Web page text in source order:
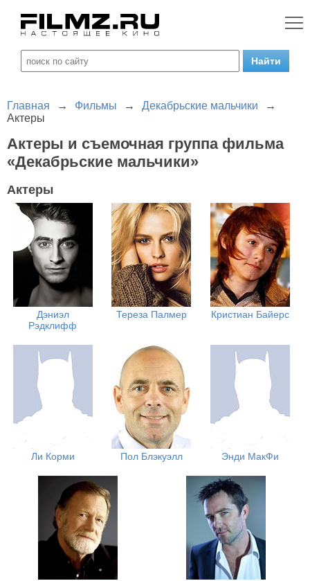
Главная → Фильмы → Декабрьские мальчики
→
Актеры
Актеры и съемочная группа фильма
«Декабрьские мальчики»
Актеры
Дэниэл
Рэдклифф
Тереза Палмер Кристиан Байерс
Ли Корми Пол Блэкуэлл Энди МакФи